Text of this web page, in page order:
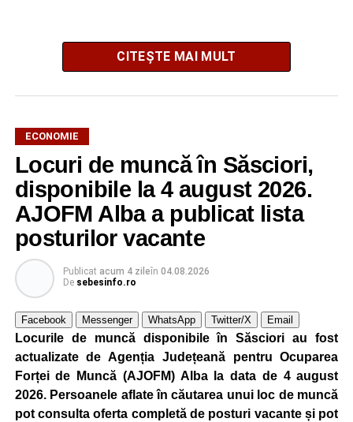
Potrivit unui comunicat al companiei, măsura va fi aplicată
gradual, în funcție de necesitățile sistemului energetic.
Reprezentanții Kronospan precizează că evoluția situației
este monitorizată permanent, iar activitatea va reveni la
capacitate normală imediat ce condițiile vor permite.
Compania dă asigurări că oprirea temporară a unor linii
de producție nu va afecta livrările către clienți.
Kronospan se numără printre cei mai mari consumatori de
energie electrică din România. O parte din necesarul
energetic este acoperită prin producția proprie de energie,
realizată cu ajutorul panourilor fotovoltaice și al unităților
de cogenerare.
CITEȘTE MAI MULT
ECONOMIE
Locuri de muncă în Săsciori,
disponibile la 4 august 2026.
AJOFM Alba a publicat lista
posturilor vacante
Publicat acum 4 zileîn 04.08.2026
De sebesinfo.ro
Facebook Messenger WhatsApp Twitter/X Email
Locurile de muncă disponibile în Săsciori au fost
actualizate de Agenția Județeană pentru Ocuparea
Forței de Muncă (AJOFM) Alba la data de 4 august
2026. Persoanele aflate în căutarea unui loc de muncă
pot consulta oferta completă de posturi vacante și pot